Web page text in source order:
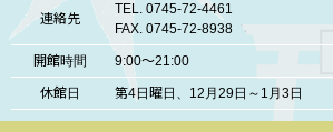
連絡先
TEL. 0745-72-4461
FAX. 0745-72-8938
開館時間 9:00～21:00
休館日 第4日曜日、12月29日～1月3日